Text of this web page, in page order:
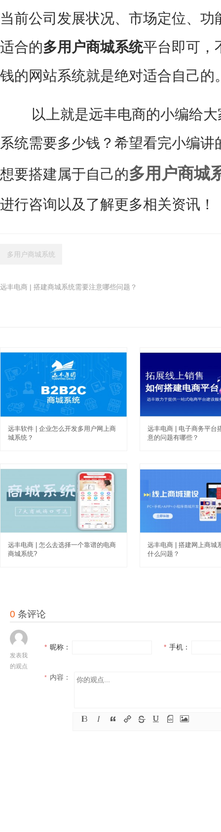
当前公司发展状况、市场定位、
适合的多用户商城系统平台即可，
钱的网站系统就是绝对适合自己的
以上就是远丰电商的小编给大
系统需要多少钱？希望看完小编
想要搭建属于自己的多用户商城
进行咨询以及了解更多相关资讯！
多用户商城系统
远丰电商 | 搭建商城系统需要注意哪些问题？
远丰软件 | 企业怎么开发多用户网上商
城系统？
远丰电商 | 电子商务平台
意的问题有哪些？
远丰电商 | 怎么去选择一个靠谱的电商
商城系统?
远丰电商 | 搭建网上商城
什么问题？
0 条评论
发表我
的观点
* 昵称： * 手机：
* 内容：